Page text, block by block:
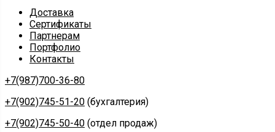
Доставка
Сертификаты
Партнерам
Портфолио
Контакты
+7(987)700-36-80
+7(902)745-51-20 (бухгалтерия)
+7(902)745-50-40 (отдел продаж)